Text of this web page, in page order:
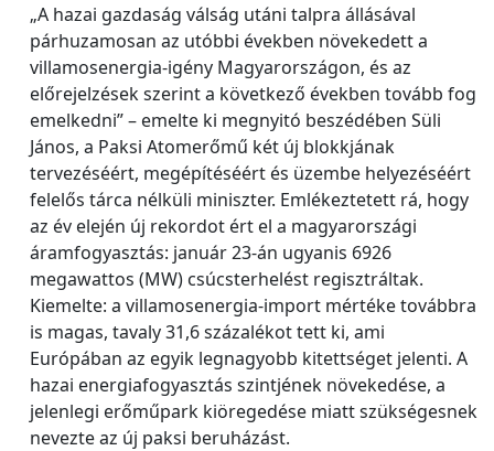
„A hazai gazdaság válság utáni talpra állásával
párhuzamosan az utóbbi években növekedett a
villamosenergia-igény Magyarországon, és az
előrejelzések szerint a következő években tovább fog
emelkedni” – emelte ki megnyitó beszédében Süli
János, a Paksi Atomerőmű két új blokkjának
tervezéséért, megépítéséért és üzembe helyezéséért
felelős tárca nélküli miniszter. Emlékeztetett rá, hogy
az év elején új rekordot ért el a magyarországi
áramfogyasztás: január 23-án ugyanis 6926
megawattos (MW) csúcsterhelést regisztráltak.
Kiemelte: a villamosenergia-import mértéke továbbra
is magas, tavaly 31,6 százalékot tett ki, ami
Európában az egyik legnagyobb kitettséget jelenti. A
hazai energiafogyasztás szintjének növekedése, a
jelenlegi erőműpark kiöregedése miatt szükségesnek
nevezte az új paksi beruházást.